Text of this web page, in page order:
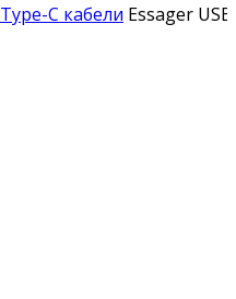
Type-C кабели Essager